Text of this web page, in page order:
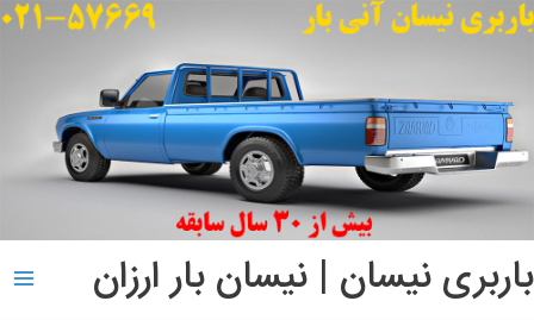
باربری نیسان | نیسان بار ارزان